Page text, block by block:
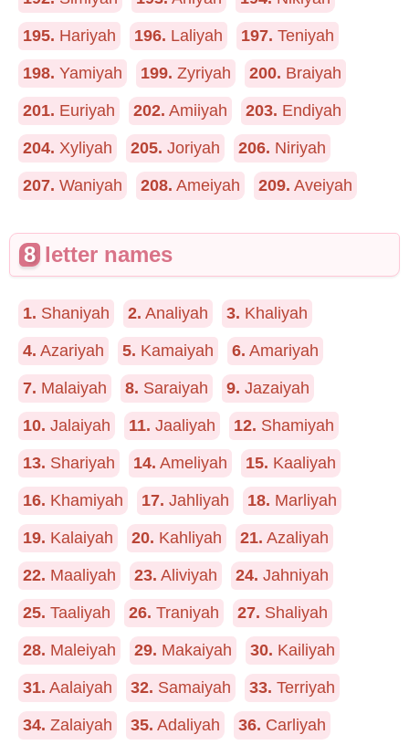
195. Hariyah 196. Laliyah 197. Teniyah
198. Yamiyah 199. Zyriyah 200. Braiyah
201. Euriyah 202. Amiiyah 203. Endiyah
204. Xyliyah 205. Joriyah 206. Niriyah
207. Waniyah 208. Ameiyah 209. Aveiyah
8 letter names
1. Shaniyah 2. Analiyah 3. Khaliyah
4. Azariyah 5. Kamaiyah 6. Amariyah
7. Malaiyah 8. Saraiyah 9. Jazaiyah
10. Jalaiyah 11. Jaaliyah 12. Shamiyah
13. Shariyah 14. Ameliyah 15. Kaaliyah
16. Khamiyah 17. Jahliyah 18. Marliyah
19. Kalaiyah 20. Kahliyah 21. Azaliyah
22. Maaliyah 23. Aliviyah 24. Jahniyah
25. Taaliyah 26. Traniyah 27. Shaliyah
28. Maleiyah 29. Makaiyah 30. Kailiyah
31. Aalaiyah 32. Samaiyah 33. Terriyah
34. Zalaiyah 35. Adaliyah 36. Carliyah